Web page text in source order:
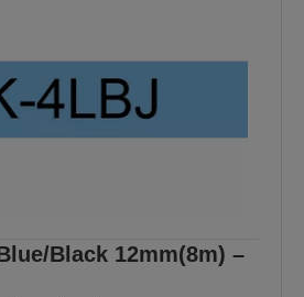
Black 12mm(8m) –